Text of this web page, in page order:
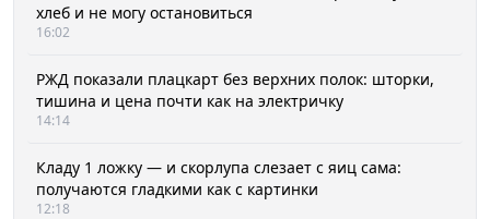
хлеб и не могу остановиться
16:02
РЖД показали плацкарт без верхних полок: шторки,
тишина и цена почти как на электричку
14:14
Кладу 1 ложку — и скорлупа слезает с яиц сама:
получаются гладкими как с картинки
12:18